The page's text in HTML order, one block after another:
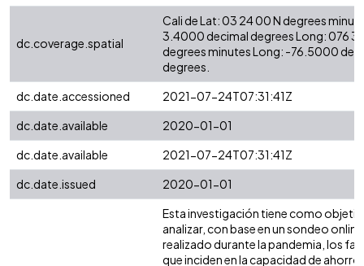
dc.coverage.spatial
Cali de Lat: 03 24 00 N degrees
3.4000 decimal degrees Long: 076
degrees minutes Long: -76.5000
degrees.
dc.date.accessioned
2021-07-24T07:31:41Z
dc.date.available
2020-01-01
dc.date.available
2021-07-24T07:31:41Z
dc.date.issued
2020-01-01
Esta investigación tiene como
analizar, con base en un sondeo online
realizado durante la pandemia, los
que inciden en la capacidad de ahorro,